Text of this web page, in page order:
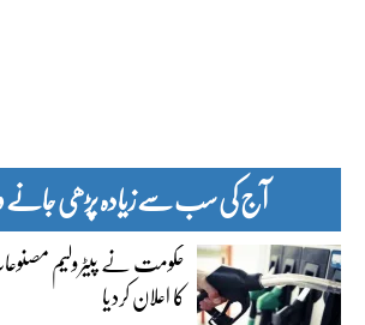
آج کی سب سے زیادہ پڑھی جانے
حکومت نے پیٹرولیم
کا اعلان کردیا